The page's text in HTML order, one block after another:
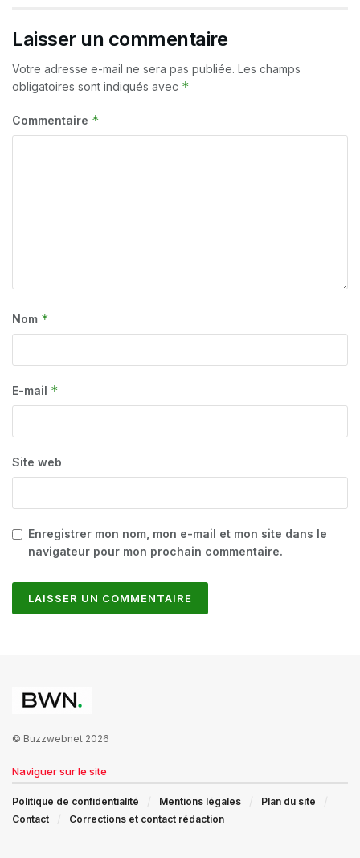
Laisser un commentaire
Votre adresse e-mail ne sera pas publiée. Les champs
obligatoires sont indiqués avec *
Commentaire *
Nom *
E-mail *
Site web
Enregistrer mon nom, mon e-mail et mon site dans le
navigateur pour mon prochain commentaire.
© Buzzwebnet 2026
Naviguer sur le site
Politique de confidentialité Mentions légales
Plan du site
Contact
Corrections et contact rédaction